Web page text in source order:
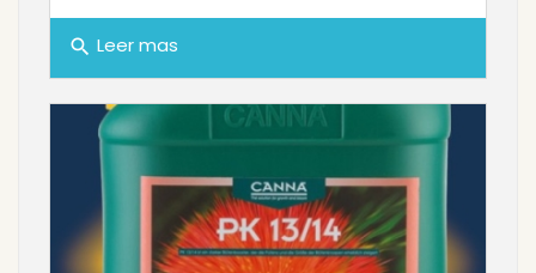
search Leer mas